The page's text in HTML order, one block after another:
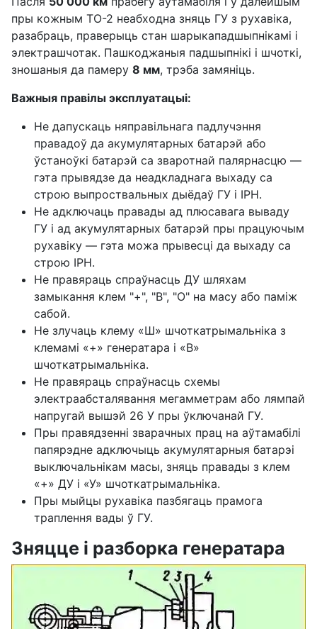
пры кожным ТО-2 неабходна зняць ГУ з рухавіка,
разабраць, праверыць стан шарыкападшыпнікамі і
электрашчотак. Пашкоджаныя падшыпнікі і шчоткі,
зношаныя да памеру 8 мм, трэба замяніць.
Важныя правілы эксплуатацыі:
Не дапускаць няправільнага падлучэння
правадоў да акумулятарных батарэй або
ўстаноўкі батарэй са зваротнай палярнасцю —
гэта прывядзе да неадкладнага выхаду са
строю выпроствальных дыёдаў ГУ і ІРН.
Не адключаць правады ад плюсавага вываду
ГУ і ад акумулятарных батарэй пры працуючым
рухавіку — гэта можа прывесці да выхаду са
строю ІРН.
Не правяраць спраўнасць ДУ шляхам
замыкання клем "+", "В", "О" на масу або паміж
сабой.
Не злучаць клему «Ш» шчоткатрымальніка з
клемамі «+» генератара і «В»
шчоткатрымальніка.
Не правяраць спраўнасць схемы
электраабсталявання мегамметрам або лямпай
напругай вышэй 26 У пры ўключанай ГУ.
Пры правядзенні зварачных прац на аўтамабілі
папярэдне адключыць акумулятарныя батарэі
выключальнікам масы, зняць правады з клем
«+» ДУ і «У» шчоткатрымальніка.
Пры мыйцы рухавіка пазбягаць прамога
траплення вады ў ГУ.
Зняцце і разборка генератара